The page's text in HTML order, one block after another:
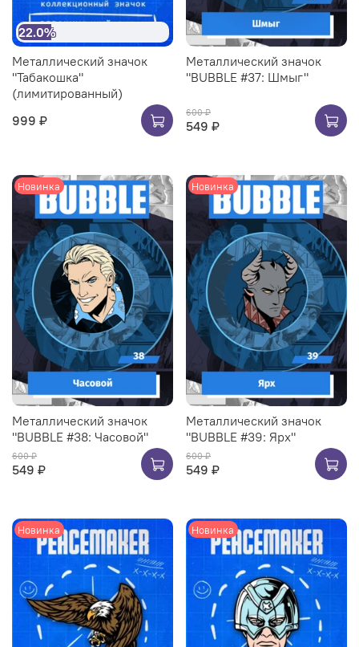
22.0%
Металлический значок
"Табакошка"
(лимитированный)
999 ₽
Металлический значок
"BUBBLE #37: Шмыг"
600 ₽
549 ₽
Новинка
Металлический значок
"BUBBLE #38: Часовой"
600 ₽
549 ₽
Новинка
Металлический значок
"BUBBLE #39: Ярх"
600 ₽
549 ₽
Новинка Новинка